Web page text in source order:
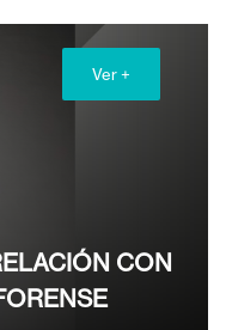
Ver +
CON